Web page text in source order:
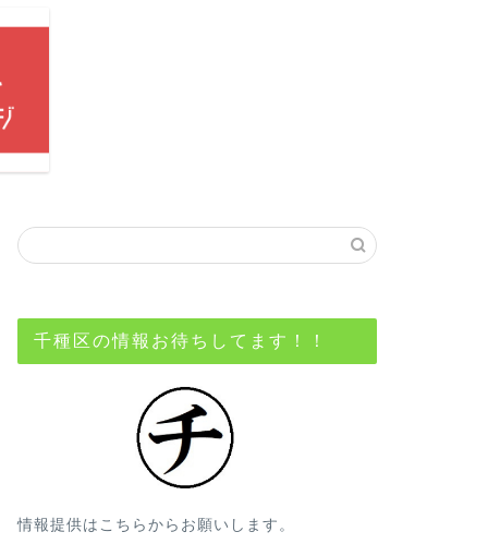
千種区の情報お待ちしてます！！
情報提供はこちらからお願いします。